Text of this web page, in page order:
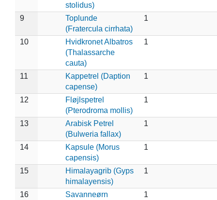
stolidus)
9
Toplunde
(Fratercula cirrhata)
1
10
Hvidkronet Albatros
(Thalassarche
cauta)
1
11
Kappetrel (Daption
capense)
1
12
Fløjlspetrel
(Pterodroma mollis)
1
13
Arabisk Petrel
(Bulweria fallax)
1
14
Kapsule (Morus
capensis)
1
15
Himalayagrib (Gyps
himalayensis)
1
16
Savanneørn
1